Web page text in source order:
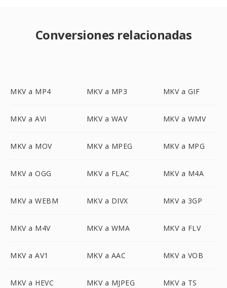
Conversiones relacionadas
MKV a MP4 MKV a MP3 MKV a GIF
MKV a AVI MKV a WAV MKV a WMV
MKV a MOV MKV a MPEG MKV a MPG
MKV a OGG MKV a FLAC MKV a M4A
MKV a WEBM MKV a DIVX MKV a 3GP
MKV a M4V MKV a WMA MKV a FLV
MKV a AV1 MKV a AAC MKV a VOB
MKV a HEVC MKV a MJPEG MKV a TS